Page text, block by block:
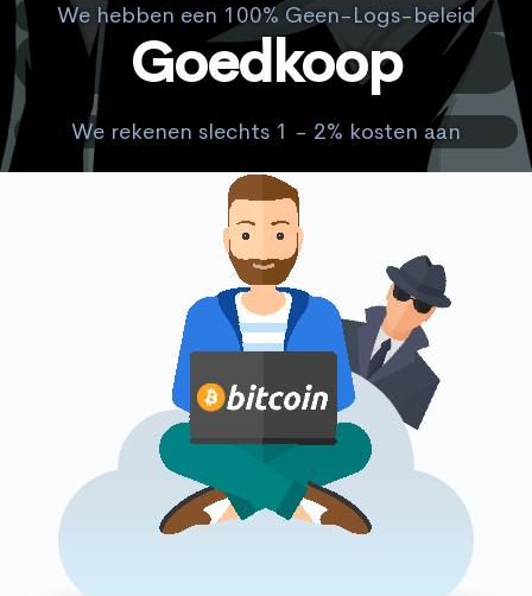
We hebben een 100% Geen-Logs-beleid
Goedkoop
We rekenen slechts 1 - 2% kosten aan